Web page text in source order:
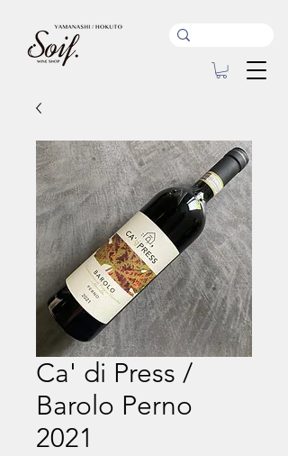
Ca' di Press /
Barolo Perno
2021